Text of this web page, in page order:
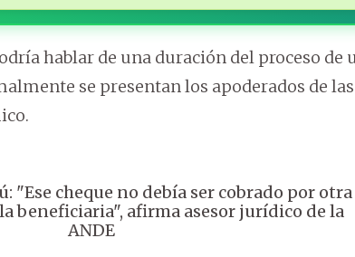
hablar de una duración del proceso de
se presentan los apoderados de
"Ese cheque no debía ser cobrado por otra
beneficiaria", afirma asesor jurídico de la
ANDE